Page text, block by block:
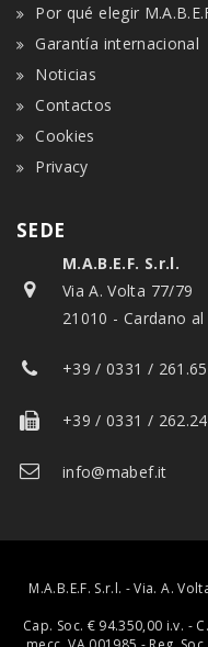
Por qué elegir
Garantía internacional
Noticias
Contactos
Cookies
Privacy
SEDE
M.A.B.E.F. S.r.l.
Via A. Volta 77/79
21010 - Cardano
+39 / 0331 /
+39 / 0331 /
info@mabef.it
M.A.B.E.F. S.r.l. - Via. A.
Cap. Soc. € 94.350,00 i.v. -